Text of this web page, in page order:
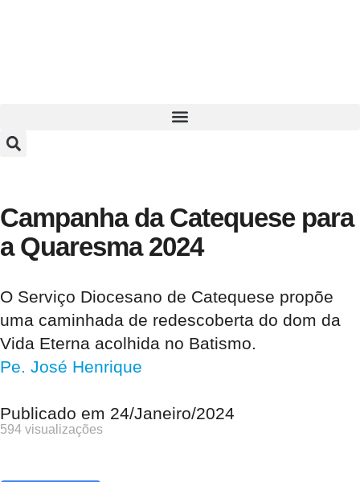
Campanha da Catequese para
a Quaresma 2024
O Serviço Diocesano de Catequese propõe
uma caminhada de redescoberta do dom da
Vida Eterna acolhida no Batismo.
Pe. José Henrique
Publicado em 24/Janeiro/2024
594 visualizações